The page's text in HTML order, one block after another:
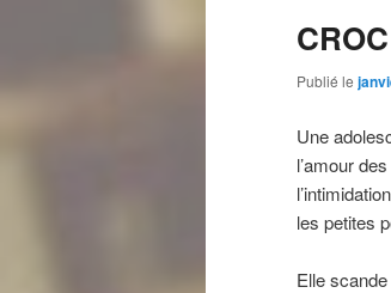
Publié le
Une
l’amour
les petites
Elle